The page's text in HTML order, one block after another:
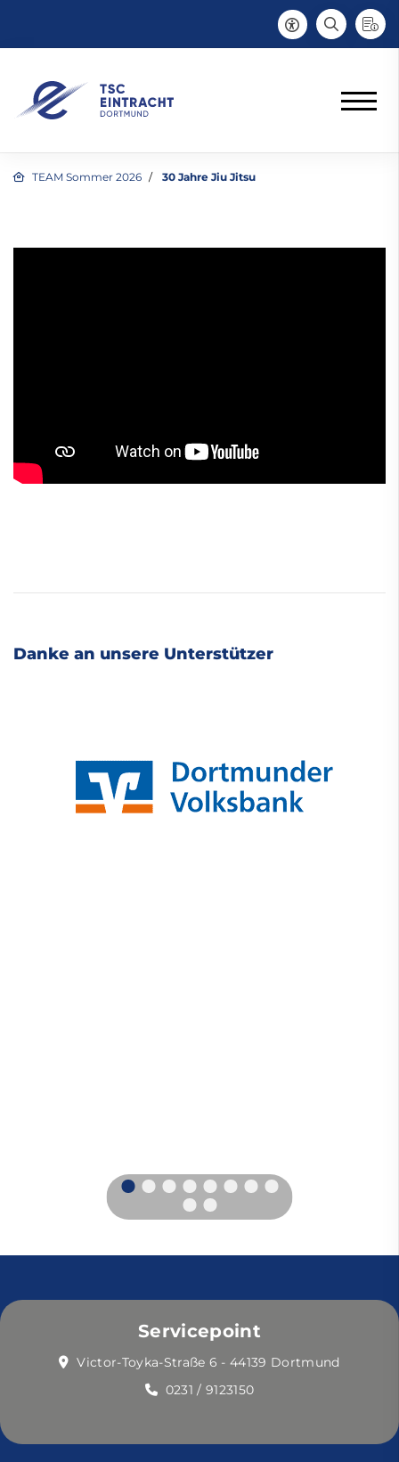
TEAM Sommer 2026 30 Jahre Jiu Jitsu
Danke an unsere Unterstützer
Servicepoint
Victor-Toyka-Straße 6 - 44139 Dortmund
0231 / 9123150